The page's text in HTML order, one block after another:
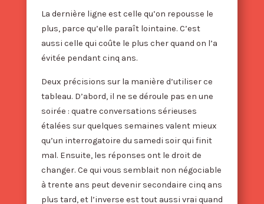
La dernière ligne est celle qu’on repousse le
plus, parce qu’elle paraît lointaine. C’est
aussi celle qui coûte le plus cher quand on l’a
évitée pendant cinq ans.
Deux précisions sur la manière d’utiliser ce
tableau. D’abord, il ne se déroule pas en une
soirée : quatre conversations sérieuses
étalées sur quelques semaines valent mieux
qu’un interrogatoire du samedi soir qui finit
mal. Ensuite, les réponses ont le droit de
changer. Ce qui vous semblait non négociable
à trente ans peut devenir secondaire cinq ans
plus tard, et l’inverse est tout aussi vrai quand